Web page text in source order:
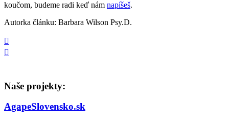
koučom, budeme radi keď nám napíšeš.
Autorka článku: Barbara Wilson Psy.D.
Naše projekty:
AgapeSlovensko.sk